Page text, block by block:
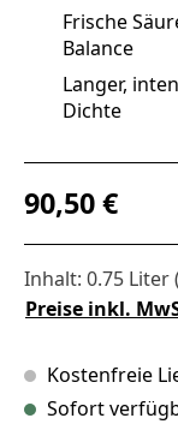
Frische
Balance
Langer,
Dichte
Regulärer Preis:
90,50 €
Inhalt: 0.75 Liter
Preise inkl.
Kostenfreie
Sofort